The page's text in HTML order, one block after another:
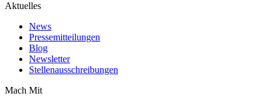
Aktuelles
News
Pressemitteilungen
Blog
Newsletter
Stellenausschreibungen
Mach Mit